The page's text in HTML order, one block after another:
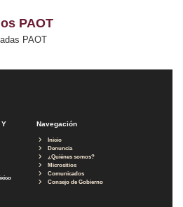
PAOT
PAOT
Y
Navegación
Inicio
Denuncia
¿Quiénes somos?
Micrositios
Comunicados
Consejo de Gobierno